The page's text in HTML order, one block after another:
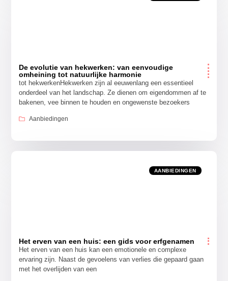
De evolutie van hekwerken: van eenvoudige
omheining tot natuurlijke harmonie
tot hekwerkenHekwerken zijn al eeuwenlang een essentieel
onderdeel van het landschap. Ze dienen om eigendommen af te
bakenen, vee binnen te houden en ongewenste bezoekers
Aanbiedingen
AANBIEDINGEN
Het erven van een huis: een gids voor erfgenamen
Het erven van een huis kan een emotionele en complexe
ervaring zijn. Naast de gevoelens van verlies die gepaard gaan
met het overlijden van een